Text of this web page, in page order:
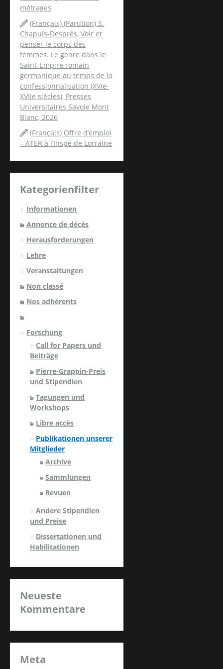
métrages
(Français) (Parution) S.
Chapuis-Després, Voir et
penser le corps des
femmes. Le genre dans le
Saint-Empire romain
germanique au temps de la
confessionnalisation (XVIe-
XVIIe siècles), Presses
Universitaires Savoie Mont
Blanc, 2026
(Français) Offre d’emploi
– ATER à l’Inspé de Lorraine
Kategorienfilter
Informationen
Annonce de décès
Herausforderungen
Lehre
Veranstaltungen
Non classé
Nos adhérents
Forschung
Call for Papers und
Beiträge
Pierre-Grappin-Preis
und Stipendien
Tagungen und
Workshops
Libre accès
Publikationen unserer
Mitglieder
Archive
Sammlungen
Revuen
Andere Stipendien
und Preise
Dissertationen und
Habilitationen
Neueste
Kommentare
Meta